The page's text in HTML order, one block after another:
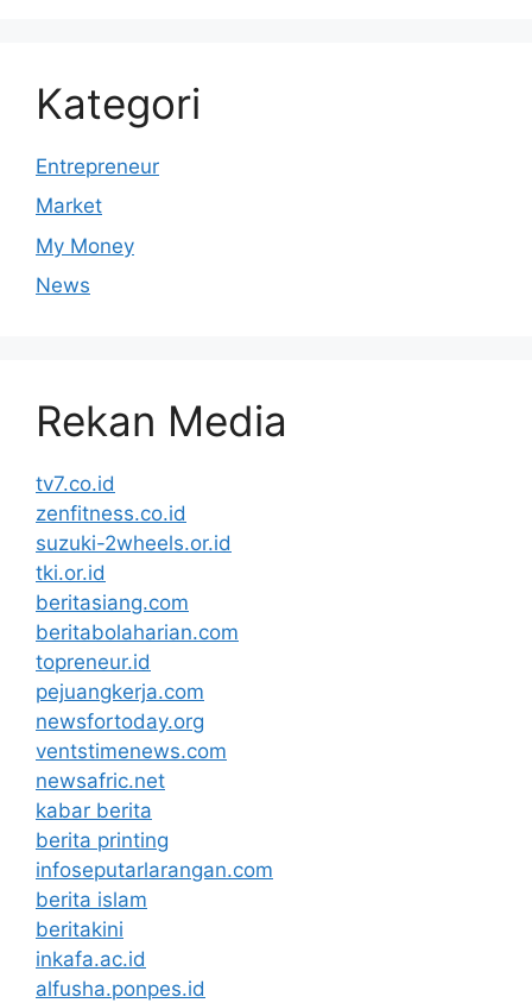
Kategori
Entrepreneur
Market
My Money
News
Rekan Media
tv7.co.id
zenfitness.co.id
suzuki-2wheels.or.id
tki.or.id
beritasiang.com
beritabolaharian.com
topreneur.id
pejuangkerja.com
newsfortoday.org
ventstimenews.com
newsafric.net
kabar berita
berita printing
infoseputarlarangan.com
berita islam
beritakini
inkafa.ac.id
alfusha.ponpes.id